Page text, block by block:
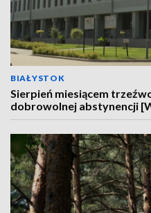
BIAŁYSTOK
Sierpień miesiącem
dobrowolnej abstynencji